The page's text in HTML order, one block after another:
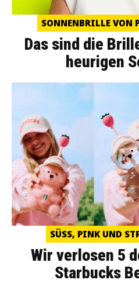
SONNENBRILLE VON
Das sind die
heurigen
SÜSS, PINK UND
Wir verlosen 5
Starbucks